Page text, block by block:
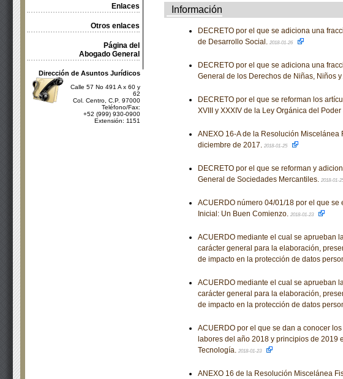
Enlaces
Otros enlaces
Página del
Abogado General
Dirección de Asuntos Jurídicos
Calle 57 No 491 A x 60 y
62
Col. Centro, C.P. 97000
Teléfono/Fax:
+52 (999) 930-0900
Extensión: 1151
Información
DECRETO por el que se adiciona una
de Desarrollo Social. 2018-01-26
DECRETO por el que se adiciona una
General de los Derechos de Niñas, Niños
DECRETO por el que se reforman los
XVIII y XXXIV de la Ley Orgánica del
ANEXO 16-A de la Resolución
diciembre de 2017. 2018-01-25
DECRETO por el que se reforman y
General de Sociedades Mercantiles. 2018-01-
ACUERDO número 04/01/18 por el que
Inicial: Un Buen Comienzo. 2018-01-23
ACUERDO mediante el cual se aprueban
carácter general para la elaboración,
de impacto en la protección de datos
ACUERDO mediante el cual se aprueban
carácter general para la elaboración,
de impacto en la protección de datos
ACUERDO por el que se dan a conocer
labores del año 2018 y principios de 2019
Tecnología. 2018-01-23
ANEXO 16 de la Resolución Miscelánea